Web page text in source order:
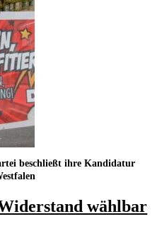
wählbar
beschließt ihre Kandidatur